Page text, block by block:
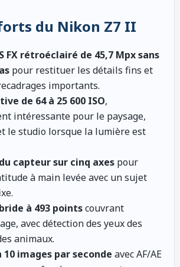
du Nikon Z7 II
FX rétroéclairé de 45,7 Mpx sans
pour restituer les détails fins et
importants.
de 64 à 25 600 ISO,
intéressante pour le paysage,
le studio lorsque la lumière est
capteur sur cinq axes pour
à main levée avec un sujet
à 493 pointscouvrant
avec détection des yeux des
animaux.
10 images par seconde avec AF/AE